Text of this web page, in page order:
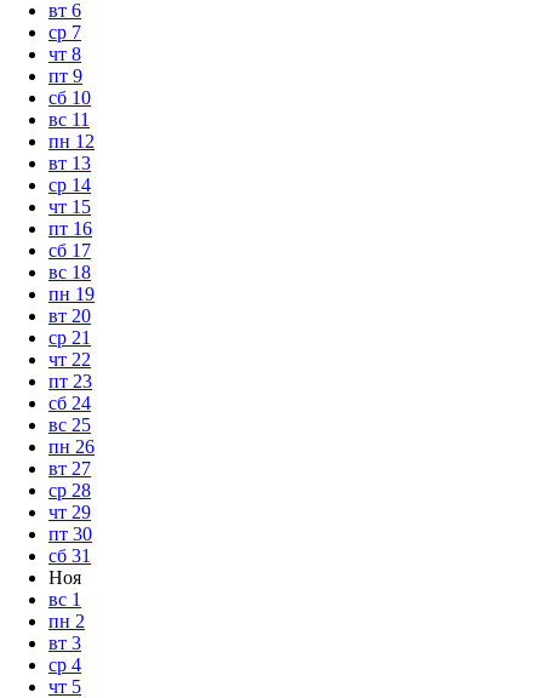
вт 6
ср 7
чт 8
пт 9
сб 10
вс 11
пн 12
вт 13
ср 14
чт 15
пт 16
сб 17
вс 18
пн 19
вт 20
ср 21
чт 22
пт 23
сб 24
вс 25
пн 26
вт 27
ср 28
чт 29
пт 30
сб 31
Ноя
вс 1
пн 2
вт 3
ср 4
чт 5